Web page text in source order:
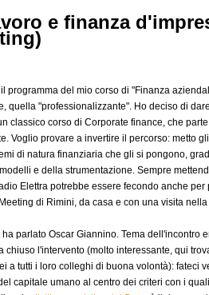
e finanza
programma del mio corso di "Finanza
quella "professionalizzante". Ho deciso di
classico corso di Corporate finance, che
Voglio provare a invertire il percorso: metto
di natura finanziaria che gli si pongono,
e della strumentazione. Sempre
Elettra potrebbe essere fecondo anche
di Rimini, da casa e con una visita
parlato Oscar Giannino. Tema
l'intervento (molto interessante, qui
a tutti i loro colleghi di buona volontà):
capitale umano al centro dei criteri con i